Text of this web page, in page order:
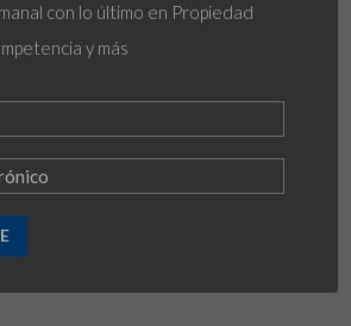
con lo último en Propiedad
y más